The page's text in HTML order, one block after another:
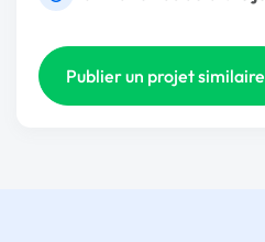
Publier un projet similaire